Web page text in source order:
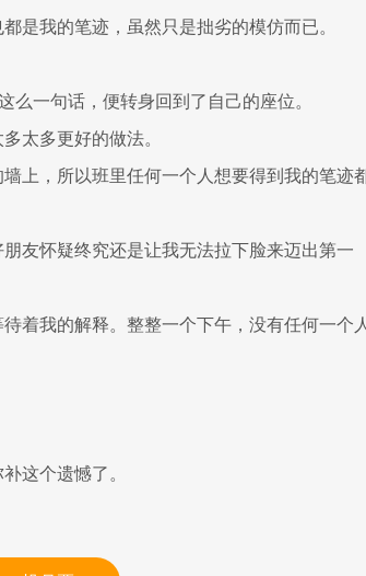
是我的笔迹，虽然只是拙劣的模仿而已。
么一句话，便转身回到了自己的座位。
太多更好的做法。
上，所以班里任何一个人想要得到我的笔迹
友怀疑终究还是让我无法拉下脸来迈出第一
着我的解释。整整一个下午，没有任何一个人
这个遗憾了。